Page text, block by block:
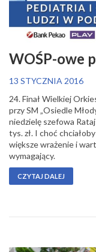
WOŚP-owe
13 STYCZNIA 2016
24. Finał Wielkiej
przy SM „Osiedle
niedzielę szefowa
tys. zł. I choć
większe wrażenie i
wymagający.
CZYTAJ DALEJ